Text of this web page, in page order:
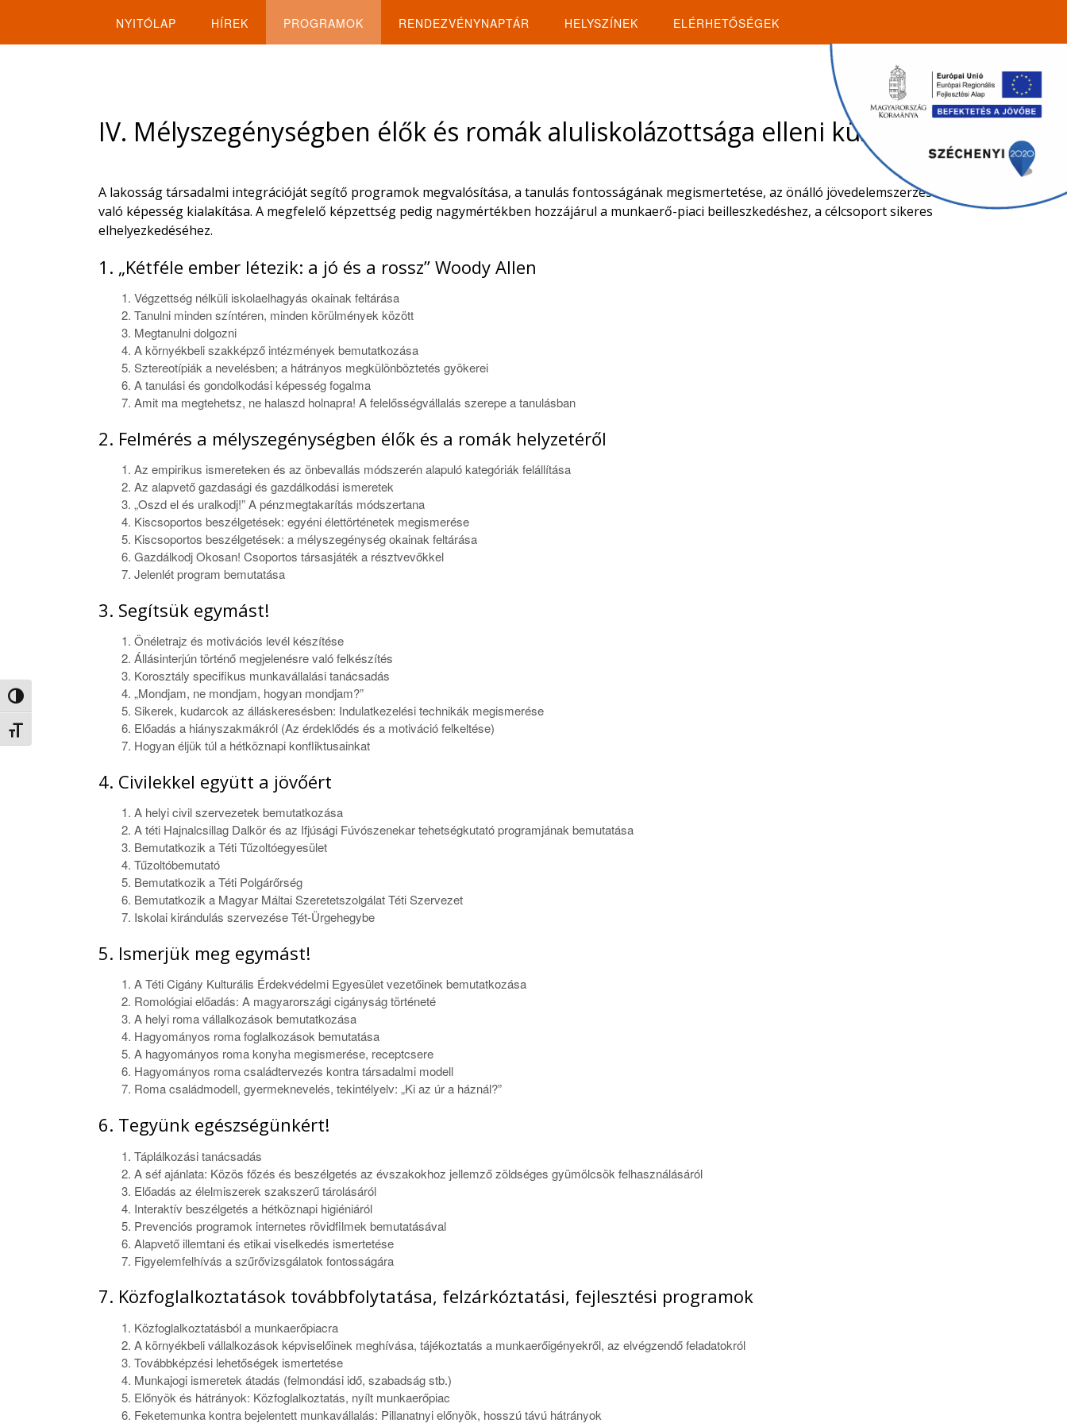
Nagy kontraszt váltása
Betűméret váltása
NYITÓLAP HÍREK PROGRAMOK RENDEZVÉNYNAPTÁR HELYSZÍNEK ELÉRHETŐSÉGEK
IV. Mélyszegénységben élők és romák aluliskolázottsága elleni küzdelem
A lakosság társadalmi integrációját segítő programok megvalósítása, a tanulás fontosságának megismertetése, az önálló jövedelemszerzésre
való képesség kialakítása. A megfelelő képzettség pedig nagymértékben hozzájárul a munkaerő-piaci beilleszkedéshez, a célcsoport sikeres
elhelyezkedéséhez.
1. „Kétféle ember létezik: a jó és a rossz” Woody Allen
Végzettség nélküli iskolaelhagyás okainak feltárása
Tanulni minden színtéren, minden körülmények között
Megtanulni dolgozni
A környékbeli szakképző intézmények bemutatkozása
Sztereotípiák a nevelésben; a hátrányos megkülönböztetés gyökerei
A tanulási és gondolkodási képesség fogalma
Amit ma megtehetsz, ne halaszd holnapra! A felelősségvállalás szerepe a tanulásban
2. Felmérés a mélyszegénységben élők és a romák helyzetéről
Az empirikus ismereteken és az önbevallás módszerén alapuló kategóriák felállítása
Az alapvető gazdasági és gazdálkodási ismeretek
„Oszd el és uralkodj!” A pénzmegtakarítás módszertana
Kiscsoportos beszélgetések: egyéni élettörténetek megismerése
Kiscsoportos beszélgetések: a mélyszegénység okainak feltárása
Gazdálkodj Okosan! Csoportos társasjáték a résztvevőkkel
Jelenlét program bemutatása
3. Segítsük egymást!
Önéletrajz és motivációs levél készítése
Állásinterjún történő megjelenésre való felkészítés
Korosztály specifikus munkavállalási tanácsadás
„Mondjam, ne mondjam, hogyan mondjam?”
Sikerek, kudarcok az álláskeresésben: Indulatkezelési technikák megismerése
Előadás a hiányszakmákról (Az érdeklődés és a motiváció felkeltése)
Hogyan éljük túl a hétköznapi konfliktusainkat
4. Civilekkel együtt a jövőért
A helyi civil szervezetek bemutatkozása
A téti Hajnalcsillag Dalkör és az Ifjúsági Fúvószenekar tehetségkutató programjának bemutatása
Bemutatkozik a Téti Tűzoltóegyesület
Tűzoltóbemutató
Bemutatkozik a Téti Polgárőrség
Bemutatkozik a Magyar Máltai Szeretetszolgálat Téti Szervezet
Iskolai kirándulás szervezése Tét-Ürgehegybe
5. Ismerjük meg egymást!
A Téti Cigány Kulturális Érdekvédelmi Egyesület vezetőinek bemutatkozása
Romológiai előadás: A magyarországi cigányság történeté
A helyi roma vállalkozások bemutatkozása
Hagyományos roma foglalkozások bemutatása
A hagyományos roma konyha megismerése, receptcsere
Hagyományos roma családtervezés kontra társadalmi modell
Roma családmodell, gyermeknevelés, tekintélyelv: „Ki az úr a háznál?”
6. Tegyünk egészségünkért!
Táplálkozási tanácsadás
A séf ajánlata: Közös főzés és beszélgetés az évszakokhoz jellemző zöldséges gyümölcsök felhasználásáról
Előadás az élelmiszerek szakszerű tárolásáról
Interaktív beszélgetés a hétköznapi higiéniáról
Prevenciós programok internetes rövidfilmek bemutatásával
Alapvető illemtani és etikai viselkedés ismertetése
Figyelemfelhívás a szűrővizsgálatok fontosságára
7. Közfoglalkoztatások továbbfolytatása, felzárkóztatási, fejlesztési programok
Közfoglalkoztatásból a munkaerőpiacra
A környékbeli vállalkozások képviselőinek meghívása, tájékoztatás a munkaerőigényekről, az elvégzendő feladatokról
Továbbképzési lehetőségek ismertetése
Munkajogi ismeretek átadás (felmondási idő, szabadság stb.)
Előnyök és hátrányok: Közfoglalkoztatás, nyílt munkaerőpiac
Feketemunka kontra bejelentett munkavállalás: Pillanatnyi előnyök, hosszú távú hátrányok